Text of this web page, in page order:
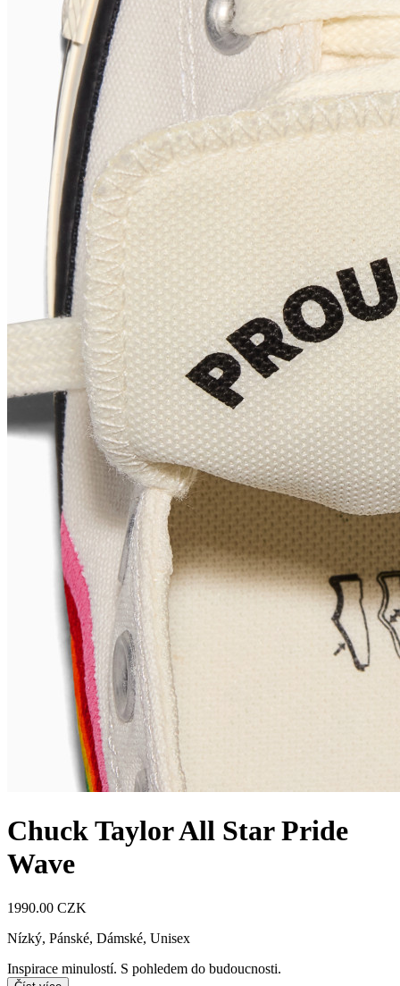
Chuck Taylor All Star Pride
Wave
1990.00 CZK
Nízký, Pánské, Dámské, Unisex
Inspirace minulostí. S pohledem do budoucnosti.